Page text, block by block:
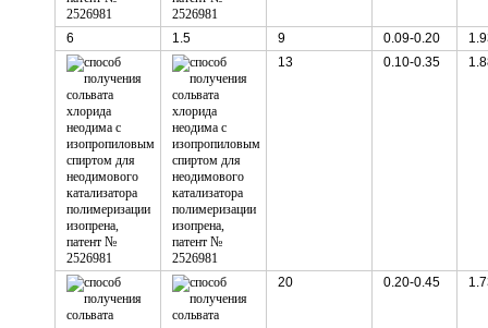
6 1.5 9 0.09-0.20
13
0.10-0.35
20 0.20-0.45